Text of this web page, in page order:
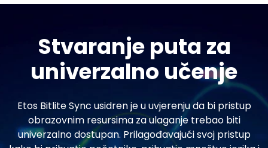
Stvaranje puta za
univerzalno učenje
Etos Bitlite Sync usidren je u uvjerenju da bi pristup
obrazovnim resursima za ulaganje trebao biti
univerzalno dostupan. Prilagođavajući svoj pristup